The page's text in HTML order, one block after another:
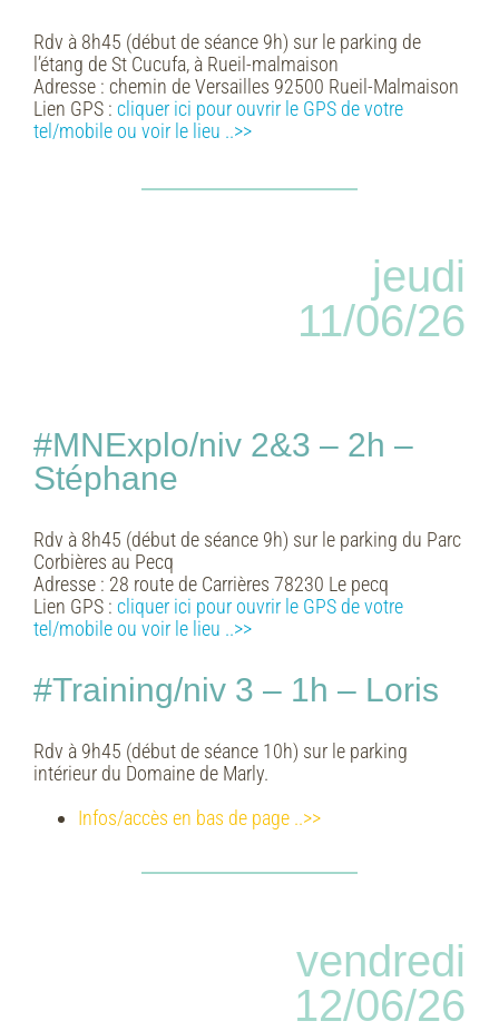
Rdv à 8h45 (début de séance 9h) sur le parking de
l’étang de St Cucufa, à Rueil-malmaison
Adresse : chemin de Versailles 92500 Rueil-Malmaison
Lien GPS : cliquer ici pour ouvrir le GPS de votre
tel/mobile ou voir le lieu ..>>
jeudi
11/06/26
#MNExplo/niv 2&3 – 2h –
Stéphane
Rdv à 8h45 (début de séance 9h) sur le parking du Parc
Corbières au Pecq
Adresse : 28 route de Carrières 78230 Le pecq
Lien GPS : cliquer ici pour ouvrir le GPS de votre
tel/mobile ou voir le lieu ..>>
#Training/niv 3 – 1h – Loris
Rdv à 9h45 (début de séance 10h) sur le parking
intérieur du Domaine de Marly.
Infos/accès en bas de page ..>>
vendredi
12/06/26